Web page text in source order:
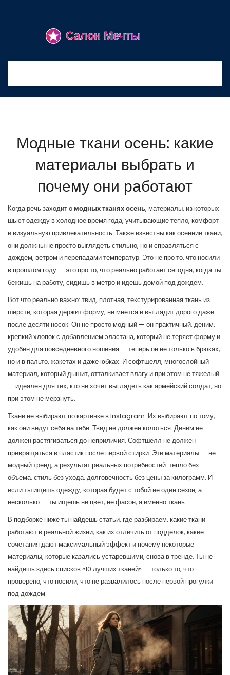
Модные ткани осень: какие
материалы выбрать и
почему они работают
Когда речь заходит о модных тканях осень, материалы, из которых
шьют одежду в холодное время года, учитывающие тепло, комфорт
и визуальную привлекательность. Также известны какосенние ткани,
они должны не просто выглядеть стильно, но и справляться с
дождем, ветром и перепадами температур. Это не про то, что носили
в прошлом году — это про то, что реально работает сегодня, когда ты
бежишь на работу, сидишь в метро и идешь домой под дождем.
Вот что реально важно: твид, плотная, текстурированная ткань из
шерсти, которая держит форму, не мнется и выглядит дорого даже
после десяти носок. Он не просто модный — он практичный. деним,
крепкий хлопок с добавлением эластана, который не теряет форму и
удобен для повседневного ношения — теперь он не только в брюках,
но и в пальто, жакетах и даже юбках. Исофтшелл, многослойный
материал, который дышит, отталкивает влагу и при этом не тяжелый
— идеален для тех, кто не хочет выглядеть как армейский солдат, но
при этом не мерзнуть.
Ткани не выбирают по картинке в Instagram. Их выбирают по тому,
как они ведут себя на тебе. Твид не должен колоться. Деним не
должен растягиваться до неприличия. Софтшелл не должен
превращаться в пластик после первой стирки. Эти материалы — не
модный тренд, а результат реальных потребностей: тепло без
объема, стиль без ухода, долговечность без цены за килограмм. И
если ты ищешь одежду, которая будет с тобой не один сезон, а
несколько — ты ищешь не цвет, не фасон, а именно ткань.
В подборке ниже ты найдешь статьи, где разбираем, какие ткани
работают в реальной жизни, как их отличить от подделок, какие
сочетания дают максимальный эффект и почему некоторые
материалы, которые казались устаревшими, снова в тренде. Ты не
найдешь здесь списков «10 лучших тканей» — только то, что
проверено, что носили, что не развалилось после первой прогулки
под дождем.